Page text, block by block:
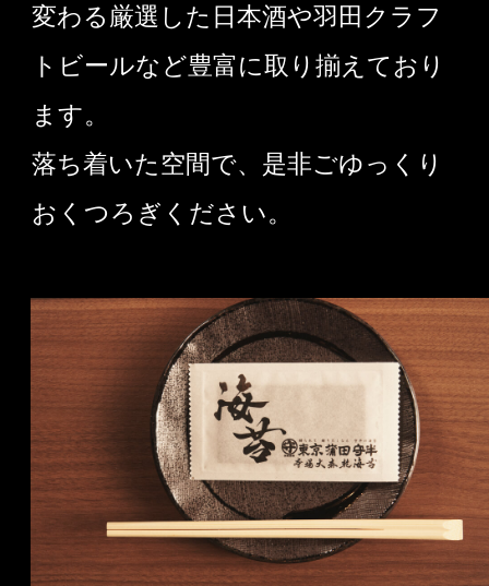
変わる厳選した日本酒や羽田クラフ
トビールなど豊富に取り揃えており
ます。
落ち着いた空間で、是非ごゆっくり
おくつろぎください。